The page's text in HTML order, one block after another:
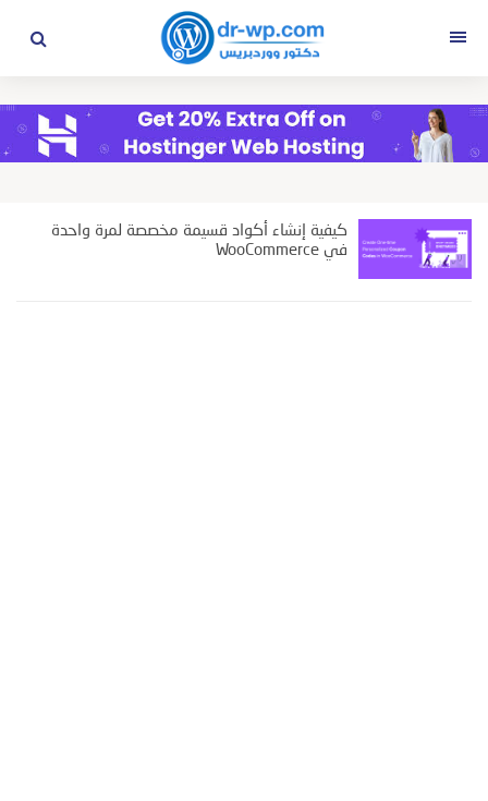
كيفية إنشاء أكواد قسيمة مخصصة لمرة واحدة
في WooCommerce